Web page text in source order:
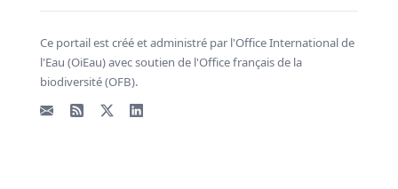
Ce portail est créé et administré par l'Office International de
l'Eau (OiEau) avec soutien de l'Office français de la
biodiversité (OFB).